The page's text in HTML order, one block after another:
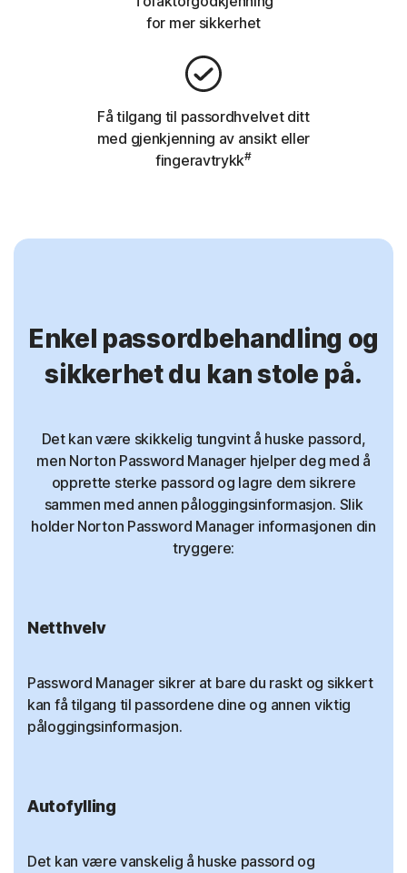
for mer sikkerhet
Få tilgang til passordhvelvet ditt
med gjenkjenning av ansikt eller
fingeravtrykk#
Enkel passordbehandling og
sikkerhet du kan stole på.
Det kan være skikkelig tungvint å huske passord,
men Norton Password Manager hjelper deg med å
opprette sterke passord og lagre dem sikrere
sammen med annen påloggingsinformasjon. Slik
holder Norton Password Manager informasjonen din
tryggere:
Netthvelv
Password Manager sikrer at bare du raskt og sikkert
kan få tilgang til passordene dine og annen viktig
påloggingsinformasjon.
Autofylling
Det kan være vanskelig å huske passord og